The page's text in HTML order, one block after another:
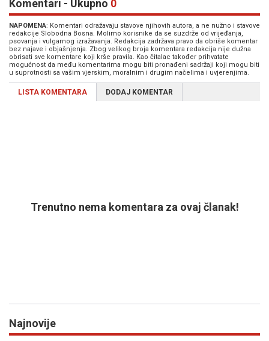
Komentari - Ukupno 0
NAPOMENA: Komentari odražavaju stavove njihovih autora, a ne nužno i stavove
redakcije Slobodna Bosna. Molimo korisnike da se suzdrže od vrijeđanja,
psovanja i vulgarnog izražavanja. Redakcija zadržava pravo da obriše komentar
bez najave i objašnjenja. Zbog velikog broja komentara redakcija nije dužna
obrisati sve komentare koji krše pravila. Kao čitalac također prihvatate
mogućnost da među komentarima mogu biti pronađeni sadržaji koji mogu biti
u suprotnosti sa vašim vjerskim, moralnim i drugim načelima i uvjerenjima.
LISTA KOMENTARA DODAJ KOMENTAR
Trenutno nema komentara za ovaj članak!
Najnovije